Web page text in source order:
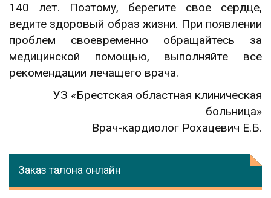
140 лет. Поэтому, берегите свое сердце,
ведите здоровый образ жизни. При появлении
проблем своевременно обращайтесь за
медицинской помощью, выполняйте все
рекомендации лечащего врача.
УЗ «Брестская областная клиническая
больница»
Врач-кардиолог Рохацевич Е.Б.
Заказ талона онлайн